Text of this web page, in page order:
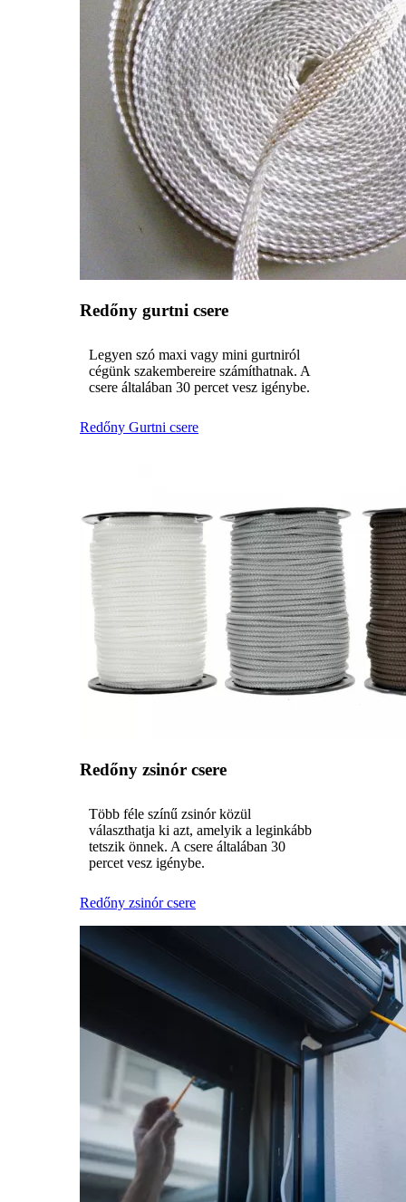
Redőny gurtni csere
Legyen szó maxi vagy mini gurtniról
cégünk szakembereire számíthatnak. A
csere általában 30 percet vesz igénybe.
Redőny Gurtni csere
Redőny zsinór csere
Több féle színű zsinór közül
választhatja ki azt, amelyik a leginkább
tetszik önnek. A csere általában 30
percet vesz igénybe.
Redőny zsinór csere